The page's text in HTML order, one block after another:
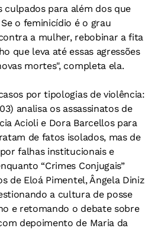
culpados para além dos que
o feminicídio é o grau
a mulher, rebobinar a fita
que leva até essas agressões
mortes", completa ela.
por tipologias de violência:
analisa os assassinatos de
Acioli e Dora Barcellos para
de fatos isolados, mas de
falhas institucionais e
“Crimes Conjugais”
de Eloá Pimentel, Ângela Diniz
a cultura de posse
e retomando o debate sobre
depoimento de Maria da